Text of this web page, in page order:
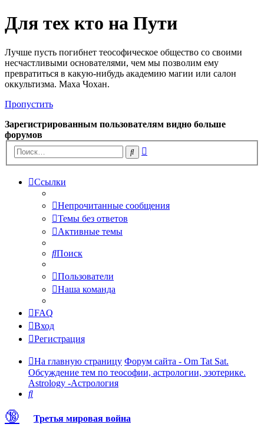
Для тех кто на Пути
Лучше пусть погибнет теософическое общество со своими
несчастливыми основателями, чем мы позволим ему
превратиться в какую-нибудь академию магии или салон
оккультизма. Маха Чохан.
Пропустить
Зарегистрированным пользователям видно больше
форумов
Поиск
Ссылки
Непрочитанные сообщения
Темы без ответов
Активные темы
Поиск
Пользователи
Наша команда
FAQ
Вход
Регистрация
На главную страницу Форум сайта - Om Tat Sat.
Обсуждение тем по теософии, астрологии, эзотерике.
Astrology -Астрология
Поиск
🔞 Третья мировая война